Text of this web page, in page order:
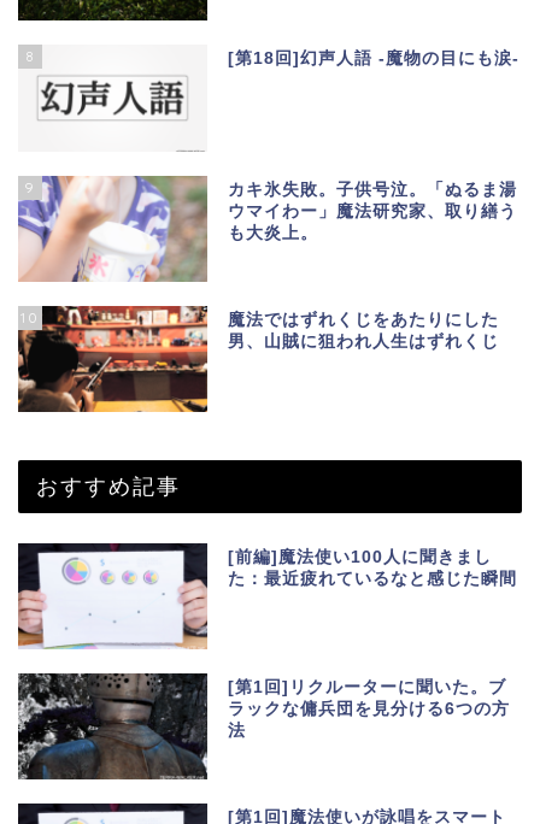
8 [第18回]幻声人語 -魔物の目にも涙-
9
カキ氷失敗。子供号泣。「ぬるま湯
ウマイわー」魔法研究家、取り繕う
も大炎上。
10
魔法ではずれくじをあたりにした
男、山賊に狙われ人生はずれくじ
おすすめ記事
[前編]魔法使い100人に聞きまし
た：最近疲れているなと感じた瞬間
[第1回]リクルーターに聞いた。ブ
ラックな傭兵団を見分ける6つの方
法
[第1回]魔法使いが詠唱をスマート